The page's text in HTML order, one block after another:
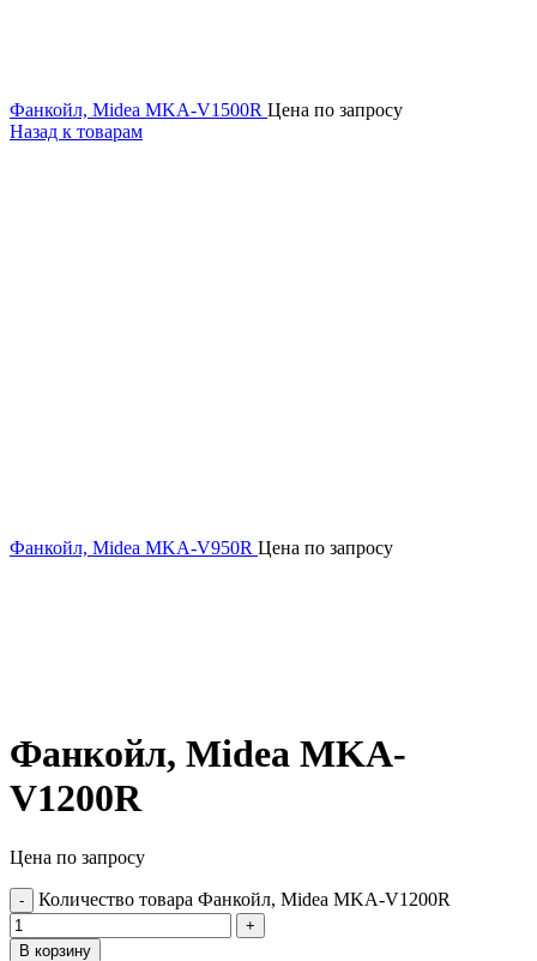
Фанкойл, Midea MKA-V1500R Цена по запросу
Назад к товарам
Фанкойл, Midea MKA-V950R Цена по запросу
Фанкойл, Midea MKA-
V1200R
Цена по запросу
Количество товара Фанкойл, Midea MKA-V1200R
В корзину